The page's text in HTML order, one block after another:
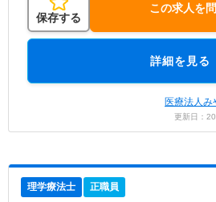
保存する
この求人を
詳細を見る
医療法人み
更新日：
理学療法士 正職員